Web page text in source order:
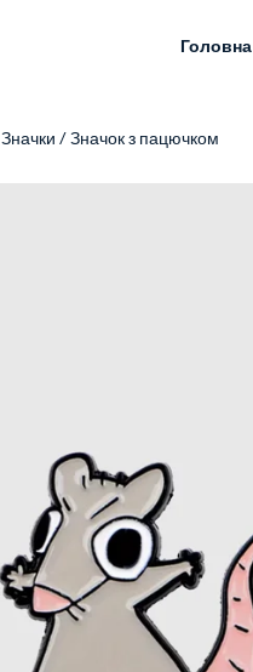
Головна
Значки/ Значок з пацючком